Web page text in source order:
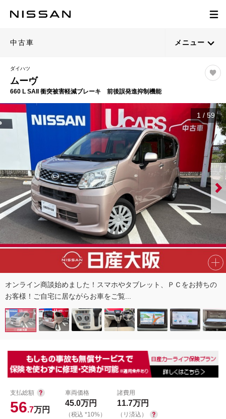
中古車 メニュー
ダイハツ
ムーヴ
660 L SAII 衝突被害軽減ブレーキ 前後誤発進抑制機能
1 / 59
オンライン商談始めました！スマホやタブレット、ＰＣをお持ちの
お客様！ご自宅に居ながらお車をご覧...
支払総額
56.7万円
車両価格
45.0万円
（税込 *10%）
諸費用
11.7万円
（リ済込）